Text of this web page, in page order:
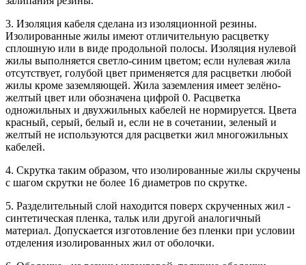
3. Изоляция кабеля сделана из изоляционной резины.
Изолированные жилы имеют отличительную расцветку
сплошную или в виде продольной полосы. Изоляция нулевой
жилы выполняется светло-синим цветом; если нулевая жила
отсутствует, голубой цвет применяется для расцветки любой
жилы кроме заземляющей. Жила заземления имеет зелёно-
желтый цвет или обозначена цифрой 0. Расцветка
одножильных и двухжильных кабелей не нормируется. Цвета
красный, серый, белый и, если не в сочетании, зеленый и
желтый не используются для расцветки жил многожильных
кабелей.
4. Скрутка таким образом, что изолированные жилы скручены
с шагом скрутки не более 16 диаметров по скрутке.
5. Разделительный слой находится поверх скрученных жил -
синтетическая пленка, тальк или другой аналогичный
материал. Допускается изготовление без пленки при условии
отделения изолированных жил от оболочки.